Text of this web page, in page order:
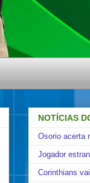
NOTÍCIAS
Osorio acerta
Jogador
Corinthians